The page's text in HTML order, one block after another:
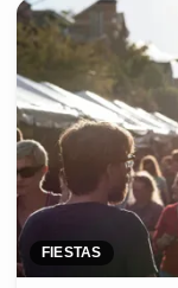
FIESTAS